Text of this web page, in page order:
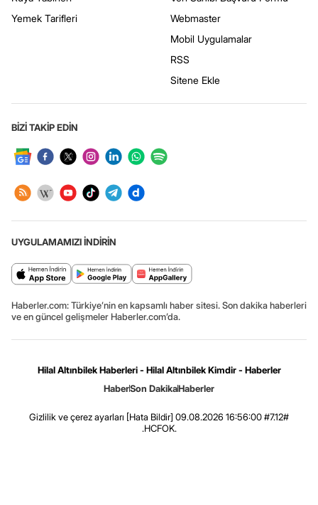
Yemek Tarifleri
Webmaster
Mobil Uygulamalar
RSS
Sitene Ekle
BİZİ TAKİP EDİN
UYGULAMAMIZI İNDİRİN
Haberler.com: Türkiye’nin en kapsamlı haber sitesi. Son dakika haberleri
ve en güncel gelişmeler Haberler.com’da.
Hilal Altınbilek Haberleri - Hilal Altınbilek Kimdir - Haberler
HaberSon DakikaHaberler
Gizlilik ve çerez ayarları [Hata Bildir] 09.08.2026 16:56:00 #7.12#
.HCFOK.